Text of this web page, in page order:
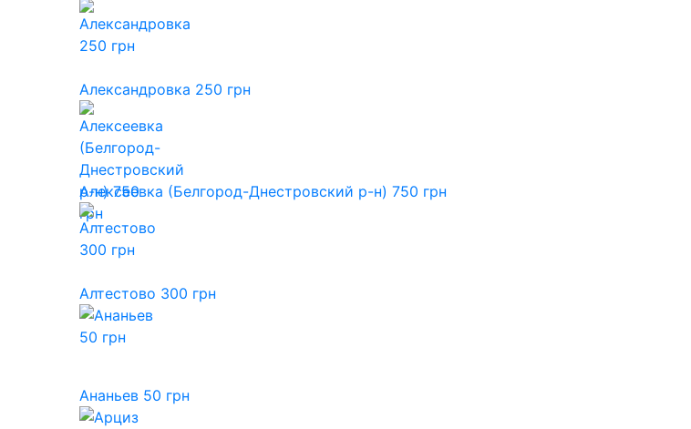
Александровка 250 грн
Алексеевка (Белгород-Днестровский р-н) 750 грн
Алтестово 300 грн
Ананьев 50 грн